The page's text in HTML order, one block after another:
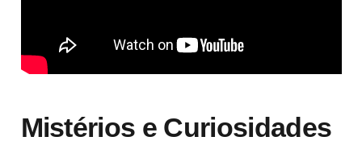
Mistérios e Curiosidades